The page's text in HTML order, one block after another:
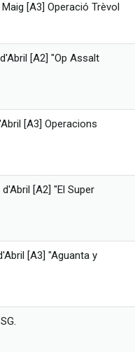
[A3] Operació Trèvol
[A2] "Op Assalt
[A3] Operacions
[A2] "El Super
[A3] "Aguanta y